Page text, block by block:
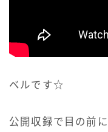
ベルです☆
公開収録で目の前